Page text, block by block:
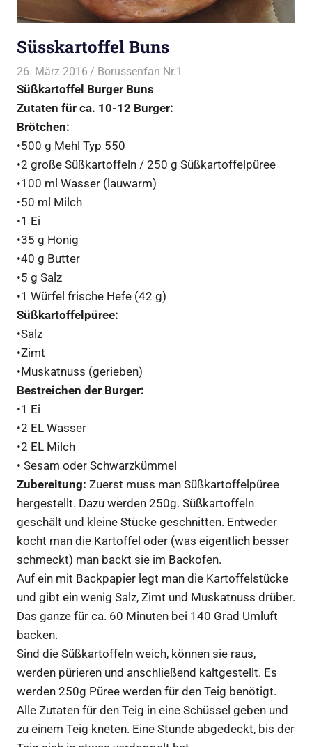
Süsskartoffel Buns
26. März 2016 Borussenfan Nr.1
Süßkartoffel Burger Buns
Zutaten für ca. 10-12 Burger:
Brötchen:
•500 g Mehl Typ 550
•2 große Süßkartoffeln / 250 g Süßkartoffelpüree
•100 ml Wasser (lauwarm)
•50 ml Milch
•1 Ei
•35 g Honig
•40 g Butter
•5 g Salz
•1 Würfel frische Hefe (42 g)
Süßkartoffelpüree:
•Salz
•Zimt
•Muskatnuss (gerieben)
Bestreichen der Burger:
•1 Ei
•2 EL Wasser
•2 EL Milch
• Sesam oder Schwarzkümmel
Zubereitung: Zuerst muss man Süßkartoffelpüree
hergestellt. Dazu werden 250g. Süßkartoffeln
geschält und kleine Stücke geschnitten. Entweder
kocht man die Kartoffel oder (was eigentlich besser
schmeckt) man backt sie im Backofen.
Auf ein mit Backpapier legt man die Kartoffelstücke
und gibt ein wenig Salz, Zimt und Muskatnuss drüber.
Das ganze für ca. 60 Minuten bei 140 Grad Umluft
backen.
Sind die Süßkartoffeln weich, können sie raus,
werden pürieren und anschließend kaltgestellt. Es
werden 250g Püree werden für den Teig benötigt.
Alle Zutaten für den Teig in eine Schüssel geben und
zu einem Teig kneten. Eine Stunde abgedeckt, bis der